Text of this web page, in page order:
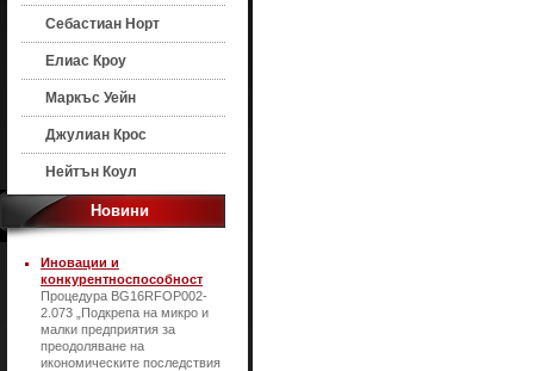
Себастиан Норт
Елиас Кроу
Маркъс Уейн
Джулиан Крос
Нейтън Коул
Новини
Иновации и
конкурентноспособност
Процедура BG16RFOP002-
2.073 „Подкрепа на микро и
малки предприятия за
преодоляване на
икономическите последствия